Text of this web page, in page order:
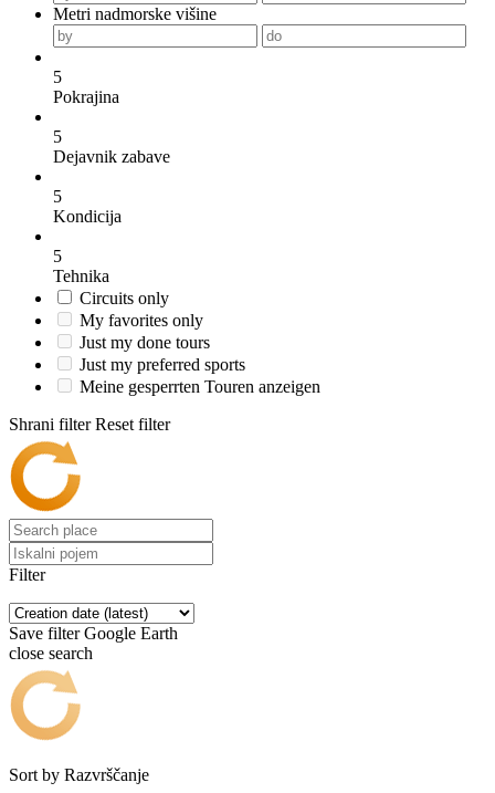
Metri nadmorske višine
5
Pokrajina
5
Dejavnik zabave
5
Kondicija
5
Tehnika
Circuits only
My favorites only
Just my done tours
Just my preferred sports
Meine gesperrten Touren anzeigen
Shrani filter Reset filter
Filter
Save filter Google Earth
close search
Sort by Razvrščanje